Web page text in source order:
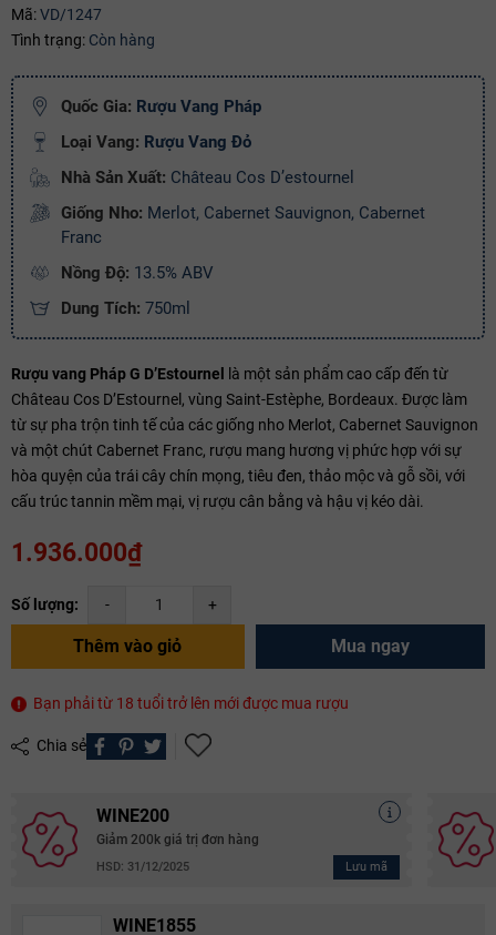
Mã:VD/1247
Tình trạng: Còn hàng
Quốc Gia: Rượu Vang Pháp
Loại Vang: Rượu Vang Đỏ
Nhà Sản Xuất: Château Cos D’estournel
Giống Nho: Merlot, Cabernet Sauvignon, Cabernet
Franc
Nồng Độ: 13.5% ABV
Dung Tích: 750ml
Rượu vang Pháp G D’Estournel
là một sản phẩm cao cấp đến từ
Château Cos D’Estournel, vùng Saint-Estèphe, Bordeaux. Được làm
từ sự pha trộn tinh tế của các giống nho Merlot, Cabernet Sauvignon
và một chút Cabernet Franc, rượu mang hương vị phức hợp với sự
hòa quyện của trái cây chín mọng, tiêu đen, thảo mộc và gỗ sồi, với
cấu trúc tannin mềm mại, vị rượu cân bằng và hậu vị kéo dài.
1.936.000₫
Số lượng: - +
Thêm vào giỏ Mua ngay
Bạn phải từ 18 tuổi trở lên mới được mua rượu
Chia sẻ
WINE200
Giảm 200k giá trị đơn hàng
HSD: 31/12/2025 Lưu mã
Mã giảm giá:
Ngày hết hạn:
Điều kiện:
Copy mã và nhập mã ở trang
WINE1855